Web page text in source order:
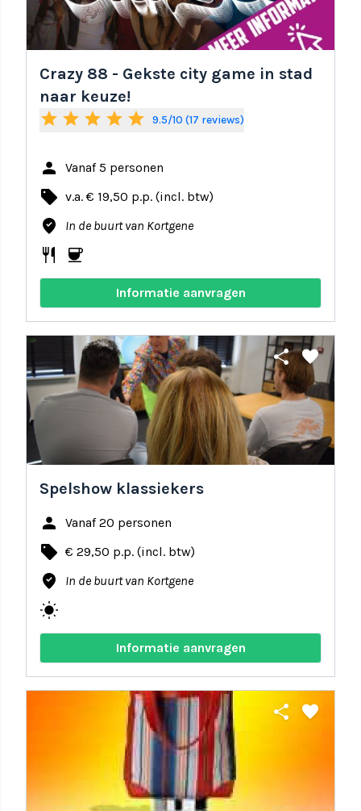
Crazy 88 - Gekste city game in stad
naar keuze!
star star star star star 9.5/10 (17 reviews)
person Vanaf 5 personen
local_offer v.a. € 19,50 p.p. (incl. btw)
where_to_vote In de buurt van Kortgene
restaurant coffee
Informatie aanvragen
share favorite
Spelshow klassiekers
person Vanaf 20 personen
local_offer € 29,50 p.p. (incl. btw)
where_to_vote In de buurt van Kortgene
wb_sunny
Informatie aanvragen
share favorite